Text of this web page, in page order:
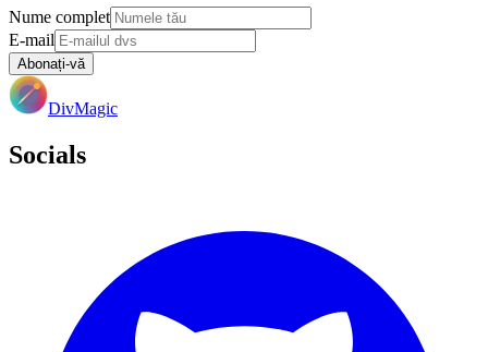
Nume complet
E-mail
Abonați-vă
DivMagic
Socials